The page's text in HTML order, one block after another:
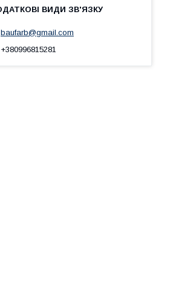
baufarb@gmail.com
+380996815281